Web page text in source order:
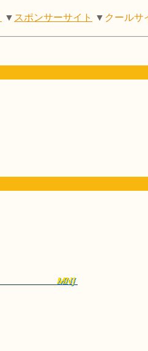
▼ スポンサーサイト ▼ クールサ